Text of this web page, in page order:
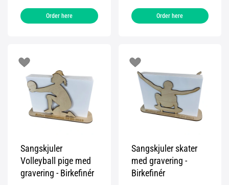
Order here Order here
Sangskjuler
Volleyball pige med
gravering - Birkefinér
Sangskjuler skater
med gravering -
Birkefinér